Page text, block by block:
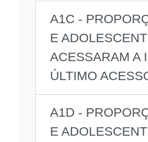
A1C -
E
ACESSARAM A
ÚLTIMO
A1D -
E